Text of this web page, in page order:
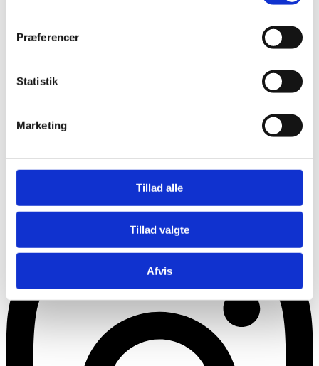
Præferencer
Statistik
Marketing
Tillad alle
Tillad valgte
Afvis
Instagram